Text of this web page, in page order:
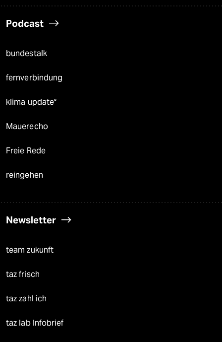
Podcast
bundestalk
fernverbindung
klima update°
Mauerecho
Freie Rede
reingehen
Newsletter
team zukunft
taz frisch
taz zahl ich
taz lab Infobrief